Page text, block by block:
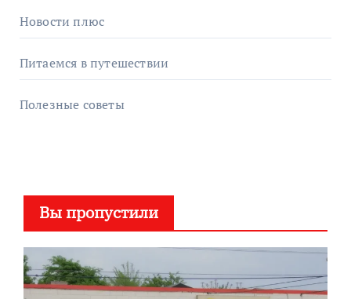
Новости плюс
Питаемся в путешествии
Полезные советы
Вы пропустили